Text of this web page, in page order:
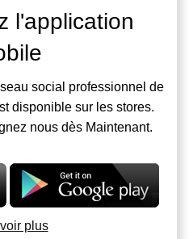
l'application
social professionnel de
disponible sur les stores.
nous dès Maintenant.
plus